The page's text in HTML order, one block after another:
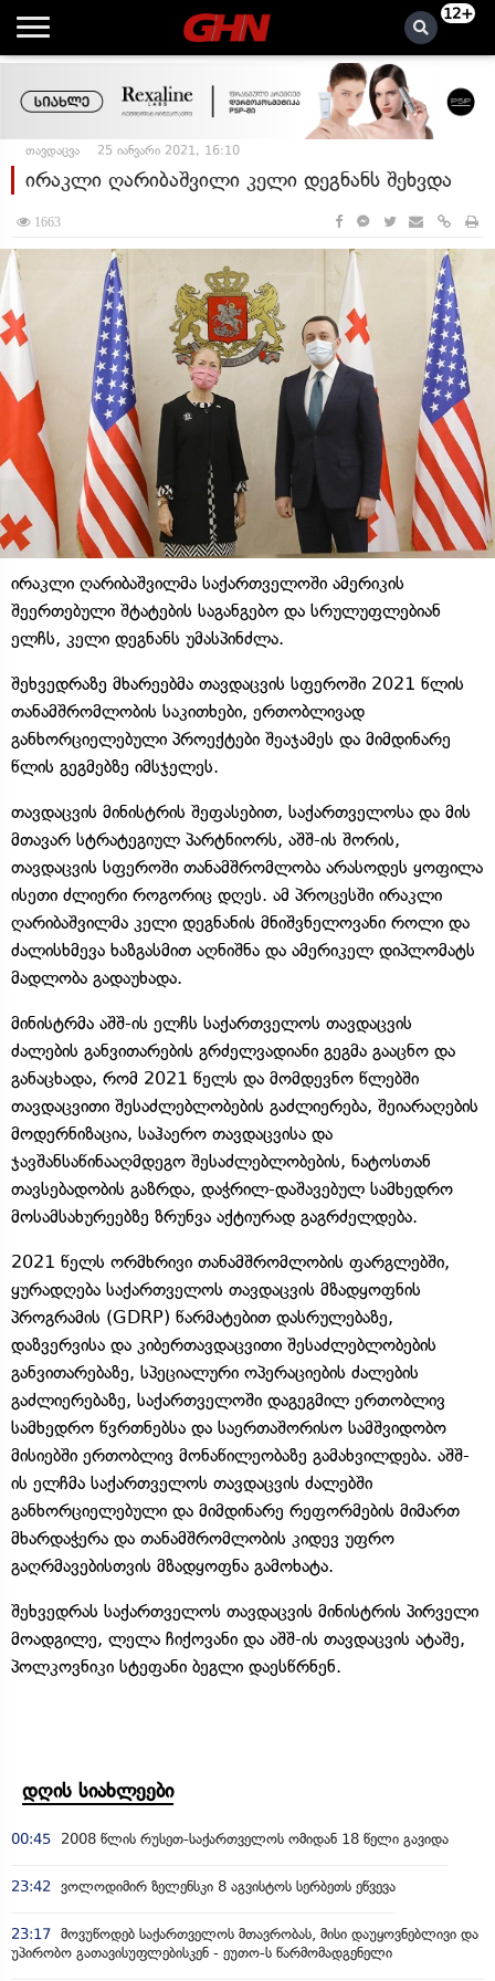
12+
თავდაცვა 25 იანვარი 2021, 16:10
ირაკლი ღარიბაშვილი კელი დეგნანს შეხვდა
1663
ირაკლი ღარიბაშვილმა საქართველოში ამერიკის
შეერთებული შტატების საგანგებო და სრულუფლებიან
ელჩს, კელი დეგნანს უმასპინძლა.
შეხვედრაზე მხარეებმა თავდაცვის სფეროში 2021 წლის
თანამშრომლობის საკითხები, ერთობლივად
განხორციელებული პროექტები შეაჯამეს და მიმდინარე
წლის გეგმებზე იმსჯელეს.
თავდაცვის მინისტრის შეფასებით, საქართველოსა და მის
მთავარ სტრატეგიულ პარტნიორს, აშშ-ის შორის,
თავდაცვის სფეროში თანამშრომლობა არასოდეს ყოფილა
ისეთი ძლიერი როგორიც დღეს. ამ პროცესში ირაკლი
ღარიბაშვილმა კელი დეგნანის მნიშვნელოვანი როლი და
ძალისხმევა ხაზგასმით აღნიშნა და ამერიკელ დიპლომატს
მადლობა გადაუხადა.
მინისტრმა აშშ-ის ელჩს საქართველოს თავდაცვის
ძალების განვითარების გრძელვადიანი გეგმა გააცნო და
განაცხადა, რომ 2021 წელს და მომდევნო წლებში
თავდაცვითი შესაძლებლობების გაძლიერება, შეიარაღების
მოდერნიზაცია, საჰაერო თავდაცვისა და
ჯავშანსაწინააღმდეგო შესაძლებლობების, ნატოსთან
თავსებადობის გაზრდა, დაჭრილ-დაშავებულ სამხედრო
მოსამსახურეებზე ზრუნვა აქტიურად გაგრძელდება.
2021 წელს ორმხრივი თანამშრომლობის ფარგლებში,
ყურადღება საქართველოს თავდაცვის მზადყოფნის
პროგრამის (GDRP) წარმატებით დასრულებაზე,
დაზვერვისა და კიბერთავდაცვითი შესაძლებლობების
განვითარებაზე, სპეციალური ოპერაციების ძალების
გაძლიერებაზე, საქართველოში დაგეგმილ ერთობლივ
სამხედრო წვრთნებსა და საერთაშორისო სამშვიდობო
მისიებში ერთობლივ მონაწილეობაზე გამახვილდება. აშშ-
ის ელჩმა საქართველოს თავდაცვის ძალებში
განხორციელებული და მიმდინარე რეფორმების მიმართ
მხარდაჭერა და თანამშრომლობის კიდევ უფრო
გაღრმავებისთვის მზადყოფნა გამოხატა.
შეხვედრას საქართველოს თავდაცვის მინისტრის პირველი
მოადგილე, ლელა ჩიქოვანი და აშშ-ის თავდაცვის ატაშე,
პოლკოვნიკი სტეფანი ბეგლი დაესწრნენ.
დღის სიახლეები
00:45 2008 წლის რუსეთ-საქართველოს ომიდან 18 წელი გავიდა
23:42 ვოლოდიმირ ზელენსკი 8 აგვისტოს სერბეთს ეწვევა
23:17 მოვუწოდებ საქართველოს მთავრობას, მისი დაუყოვნებლივი და
უპირობო გათავისუფლებისკენ - ეუთო-ს წარმომადგენელი